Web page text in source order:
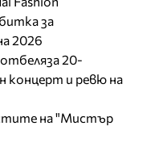
за
2026
20-
концерт и ревю на
на "Мистър